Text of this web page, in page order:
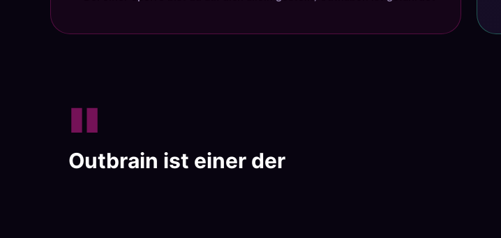
"
Outbrain ist einer der Pioniere der nat